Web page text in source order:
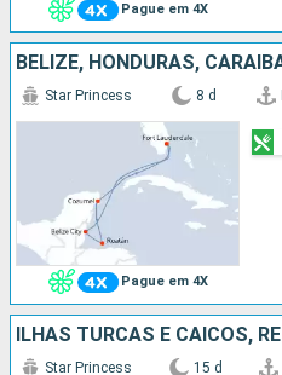
Pague em 4X
Pague em 4X
Star Princess 8 d
Star Princess 15 d